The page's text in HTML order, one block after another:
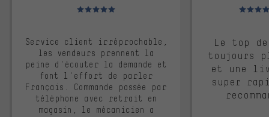
Note moyenne : 5 sur 5
Service client irréprochable,
les vendeurs prennent la
peine d'écouter la demande et
font l'effort de parler
Français. Commande passée par
téléphone avec retrait en
magasin, le mécanicien a
Note
Le top
toujours
et une
super